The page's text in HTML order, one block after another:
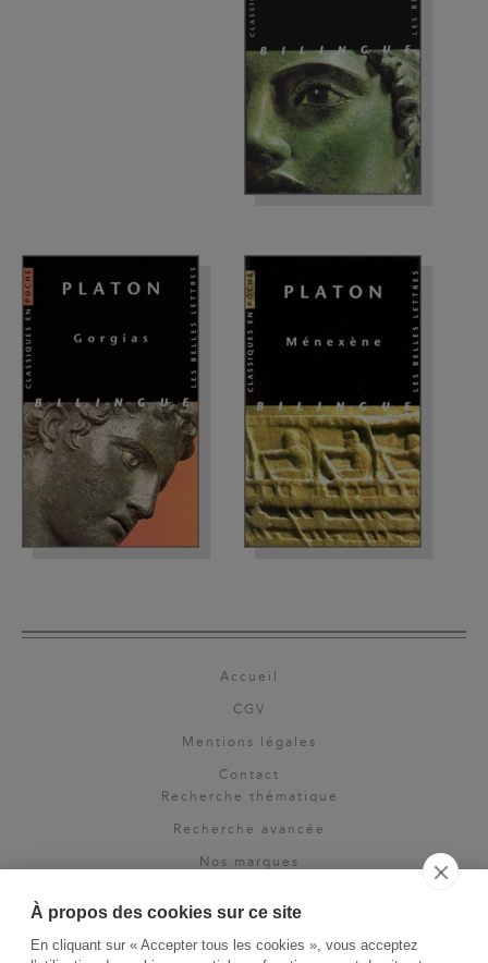
À propos des cookies sur ce site
En cliquant sur « Accepter tous les cookies », vous acceptez
Accueil
CGV
Mentions légales
Contact
Recherche thématique
Recherche avancée
Nos marques
Espace pro
Newsletter